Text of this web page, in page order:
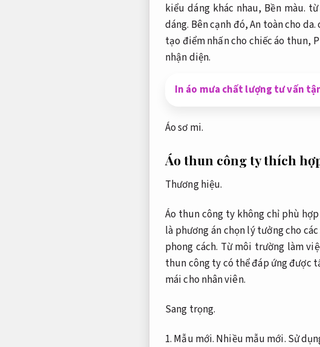
kiểu dáng khác nhau, Bền màu.
dáng. Bên cạnh đó,An toàn cho da.
tạo điểm nhấn cho chiếc áo thun,
nhận diện.
In áo mưa chất lượng tư vấn
Áo sơ mi.
Áo thun công ty thích
Thương hiệu.
Áo thun công ty không chỉ phù
là phương án chọn lý tưởng cho
phong cách. Từ môi trường làm
thun công ty có thể đáp ứng được
mái cho nhân viên.
Sang trọng.
1. Mẫu mới. Nhiều mẫu mới. Sử